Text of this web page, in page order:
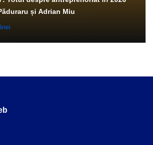
și Adrian Miu